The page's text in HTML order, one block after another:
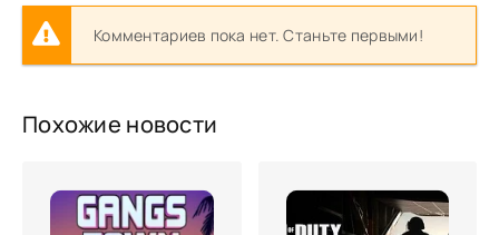
Комментариев пока нет. Станьте первыми!
Похожие новости